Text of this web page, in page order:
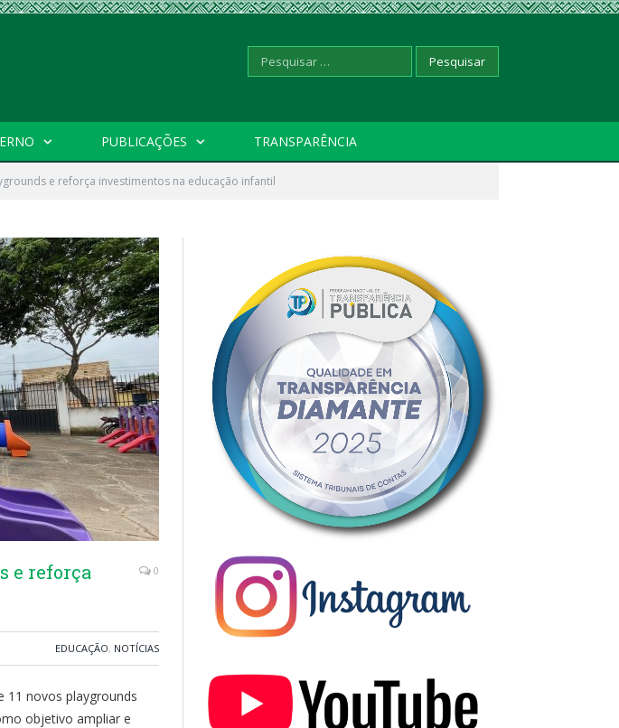
Pesquisar
por:
PUBLICAÇÕES TRANSPARÊNCIA
e reforça investimentos na educação infantil
e reforça
0
EDUCAÇÃO, NOTÍCIAS
11 novos playgrounds
objetivo ampliar e